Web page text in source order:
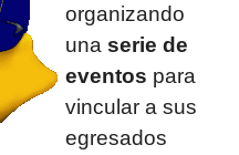
organizando
una serie de
eventos para
vincular a sus
egresados